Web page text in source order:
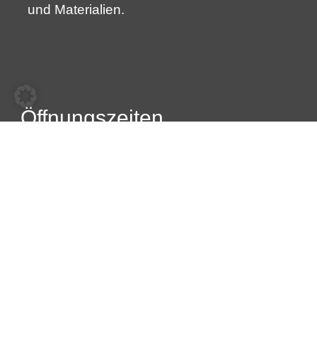
und Materialien.
Öffnungszeiten